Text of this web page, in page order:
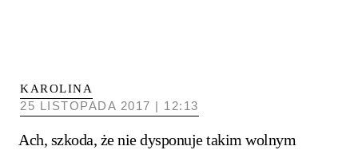
KAROLINA
25 LISTOPADA 2017 | 12:13
Ach, szkoda, że nie dysponuje takim wolnym